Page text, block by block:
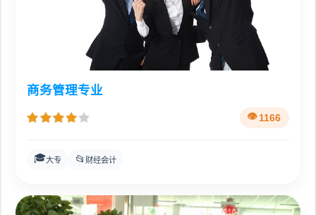
商务管理专业
1166
🎓大专 📂 财经会计